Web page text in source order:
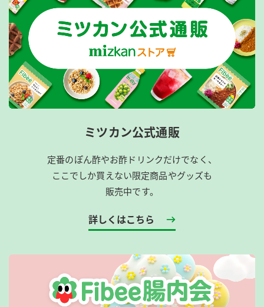
ミツカン公式通販
定番のぽん酢やお酢ドリンクだけでなく、
ここでしか買えない限定商品やグッズも
販売中です。
詳しくはこちら